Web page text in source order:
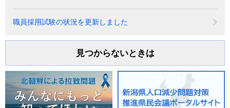
職員採用試験の状況を更新しました
見つからないときは